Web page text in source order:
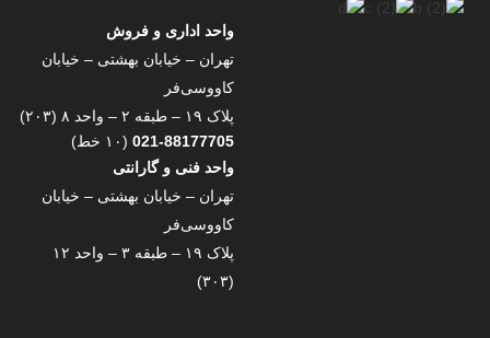
واحد اداری و فروش
تهران – خیابان بهشتی – خیابان
کاووسی‌فر
021-88177705 (۱۰ خط)
واحد فنی و گارانتی
تهران – خیابان بهشتی – خیابان
کاووسی‌فر
پلاک ۱۹ – طبقه ۳ – واحد ۱۲